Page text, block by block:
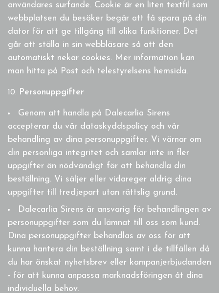
användares surfande. Cookie är en liten textfil som
webbplatsen du besöker begär att få spara på din
dator för att ge tillgång till olika funktioner. Det
går att ställa in sin webbläsare så att den
automatiskt nekar cookies. Mer information kan
man hitta på Post och telestyrelsens hemsida.
Personuppgifter
Genom att handla på Dalecarlia Sirens
accepterar du vår dataskyddspolicy och vår
behandling av dina personuppgifter. Vi värnar om
din personliga integritet och samlar inte in fler
uppgifter än nödvändigt för att behandla din
beställning. Vi säljer eller vidareger aldrig dina
uppgifter till tredjepart utan rättslig grund.
Dalecarlia Sirens är ansvarig för behandlingen av
personuppgifter som du lämnat till oss som kund.
Dina personuppgifter behandlas av oss för att
kunna hantera din beställning samt i de tillfällen då
du har önskat nyhetsbrev eller kampanjerbjudanden
- för att kunna anpassa marknadsföringen åt dina
individuella behov.